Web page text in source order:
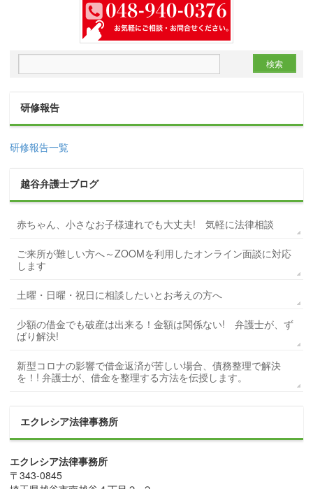
研修報告
研修報告一覧
越谷弁護士ブログ
赤ちゃん、小さなお子様連れでも大丈夫! 気軽に法律相談
ご来所が難しい方へ～ZOOMを利用したオンライン面談に対応
します
土曜・日曜・祝日に相談したいとお考えの方へ
少額の借金でも破産は出来る！金額は関係ない! 弁護士が、ず
ばり解決!
新型コロナの影響で借金返済が苦しい場合、債務整理で解決
を！! 弁護士が、借金を整理する方法を伝授します。
エクレシア法律事務所
エクレシア法律事務所
〒343-0845